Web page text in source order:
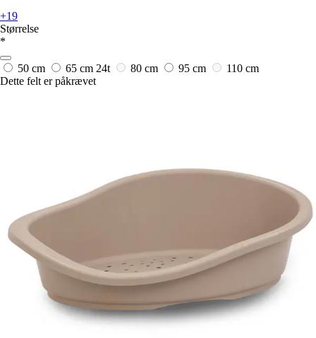
+19
Størrelse
*
50 cm 65 cm 24t 80 cm 95 cm
110 cm
Dette felt er påkrævet